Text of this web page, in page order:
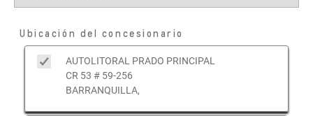
Ubicación del concesionario
AUTOLITORAL PRADO PRINCIPAL
CR 53 # 59-256
BARRANQUILLA,